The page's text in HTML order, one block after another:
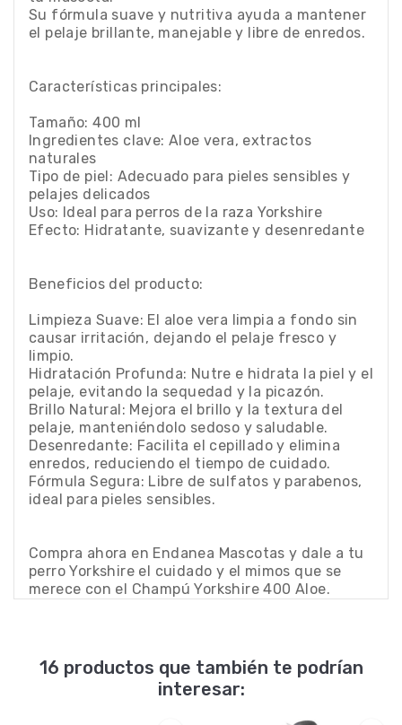
Su fórmula suave y nutritiva ayuda a mantener
el pelaje brillante, manejable y libre de enredos.
Características principales:
Tamaño: 400 ml
Ingredientes clave: Aloe vera, extractos
naturales
Tipo de piel: Adecuado para pieles sensibles y
pelajes delicados
Uso: Ideal para perros de la raza Yorkshire
Efecto: Hidratante, suavizante y desenredante
Beneficios del producto:
Limpieza Suave: El aloe vera limpia a fondo sin
causar irritación, dejando el pelaje fresco y
limpio.
Hidratación Profunda: Nutre e hidrata la piel y el
pelaje, evitando la sequedad y la picazón.
Brillo Natural: Mejora el brillo y la textura del
pelaje, manteniéndolo sedoso y saludable.
Desenredante: Facilita el cepillado y elimina
enredos, reduciendo el tiempo de cuidado.
Fórmula Segura: Libre de sulfatos y parabenos,
ideal para pieles sensibles.
Compra ahora en Endanea Mascotas y dale a tu
perro Yorkshire el cuidado y el mimos que se
merece con el Champú Yorkshire 400 Aloe.
16 productos que también te podrían
interesar: